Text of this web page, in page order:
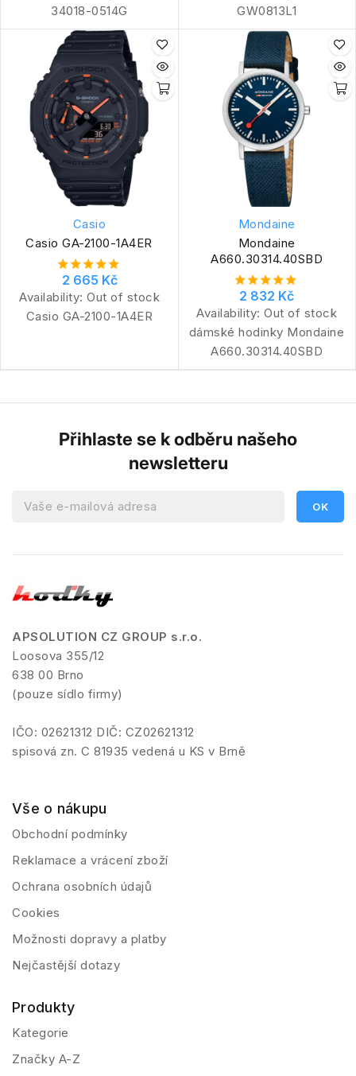
34018-0514G
GW0813L1
Casio
Casio GA-2100-1A4ER
2 665 Kč
Availability: Out of stock
Casio GA-2100-1A4ER
Mondaine
Mondaine
A660.30314.40SBD
2 832 Kč
Availability: Out of stock
dámské hodinky Mondaine
A660.30314.40SBD
Přihlaste se k odběru našeho
newsletteru
APSOLUTION CZ GROUP s.r.o.
Loosova 355/12
638 00 Brno
(pouze sídlo firmy)
IČO: 02621312 DIČ: CZ02621312
spisová zn. C 81935 vedená u KS v Brně
Vše o nákupu
Obchodní podmínky
Reklamace a vrácení zboží
Ochrana osobních údajů
Cookies
Možnosti dopravy a platby
Nejčastější dotazy
Produkty
Kategorie
Značky A-Z